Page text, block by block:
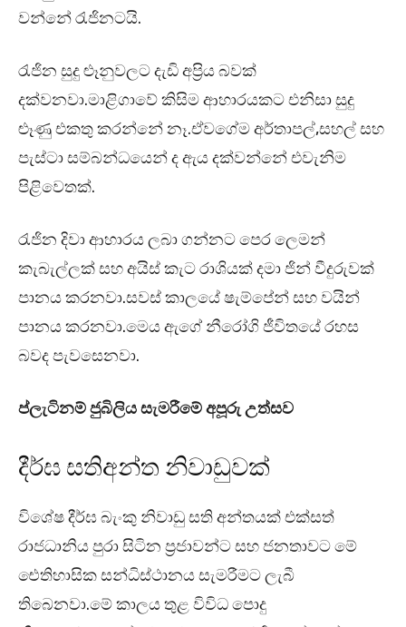
වන්නේ රැජිනටයි.
රැජින සුදු ළූනුවලට දැඩි අප්‍රිය බවක්
දක්වනවා.මාළිගාවේ කිසිම ආහාරයකට එනිසා සුදු
ළූණු එකතු කරන්නේ නෑ.ඒවගේම අර්තාපල්,සහල් සහ
පැස්ටා සම්බන්ධයෙන් ද ඇය දක්වන්නේ එවැනිම
පිළිවෙතක්.
රැජින දිවා ආහාරය ලබා ගන්නට පෙර ලෙමන්
කැබැල්ලක් සහ අයිස් කැට රාශියක් දමා ජින් වීදුරුවක්
පානය කරනවා.සවස් කාලයේ ෂැම්පේන් සහ වයින්
පානය කරනවා.මෙය ඇගේ නීරෝගි ජීවිතයේ රහස
බවද පැවසෙනවා.
ප්ලැටිනම් ජුබිලිය සැමරීමේ අපූරු උත්සව
දීර්ඝ සතිඅන්ත නිවාඩුවක්
විශේෂ දීර්ඝ බැංකු නිවාඩු සති අන්තයක් එක්සත්
රාජධානිය පුරා සිටින ප්‍රජාවන්ට සහ ජනතාවට මේ
ඓතිහාසික සන්ධිස්ථානය සැමරීමට ලැබී
තිබෙනවා.මේ කාලය තුළ විවිධ පොදු